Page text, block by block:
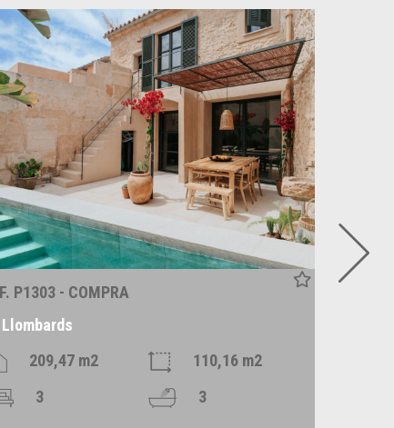
P1303 - COMPRA
Llombards
209,47 m2
110,16 m2
3
3